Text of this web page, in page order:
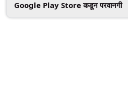
Google Play Store कडून परवानगी